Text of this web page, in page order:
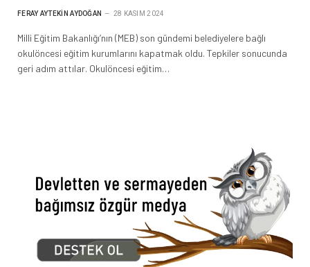
FERAY AYTEKIN AYDOĞAN 28 KASIM 2024
Milli Eğitim Bakanlığı’nın (MEB) son gündemi belediyelere bağlı
okulöncesi eğitim kurumlarını kapatmak oldu. Tepkiler sonucunda
geri adım attılar. Okulöncesi eğitim…